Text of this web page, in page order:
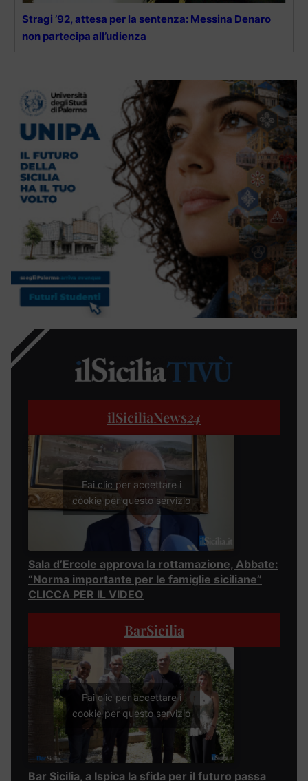
Stragi ’92, attesa per la sentenza: Messina Denaro
non partecipa all’udienza
ilSiciliaNews24
Fai clic per accettare i
cookie per questo servizio
Sala d’Ercole approva la rottamazione, Abbate:
“Norma importante per le famiglie siciliane”
CLICCA PER IL VIDEO
BarSicilia
Fai clic per accettare i
cookie per questo servizio
Bar Sicilia, a Ispica la sfida per il futuro passa